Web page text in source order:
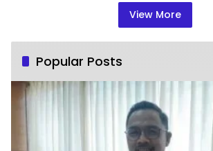
View More
Popular Posts